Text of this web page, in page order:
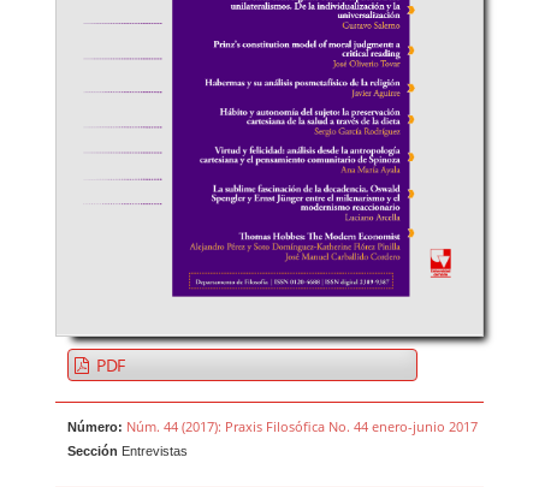
PDF
Número: Núm. 44 (2017): Praxis Filosófica No. 44 enero-junio 2017
Sección Entrevistas